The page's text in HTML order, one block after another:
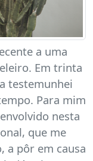
a uma
Em trinta
testemunhei
Para mim
nesta
que me
a pôr em causa